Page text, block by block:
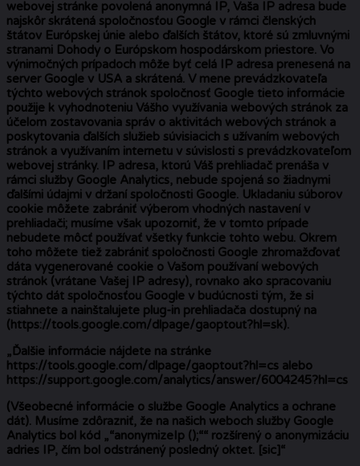
webovej stránke povolená anonymná IP, Vaša IP adresa bude
najskôr skrátená spoločnosťou Google v rámci členských
štátov Európskej únie alebo ďalších štátov, ktoré sú zmluvnými
stranami Dohody o Európskom hospodárskom priestore. Vo
výnimočných prípadoch môže byť celá IP adresa prenesená na
server Google v USA a skrátená. V mene prevádzkovateľa
týchto webových stránok spoločnosť Google tieto informácie
použije k vyhodnoteniu Vášho využívania webových stránok za
účelom zostavovania správ o aktivitách webových stránok a
poskytovania ďalších služieb súvisiacich s užívaním webových
stránok a využívaním internetu v súvislosti s prevádzkovateľom
webovej stránky. IP adresa, ktorú Váš prehliadač prenáša v
rámci služby Google Analytics, nebude spojená so žiadnymi
ďalšími údajmi v držaní spoločnosti Google. Ukladaniu súborov
cookie môžete zabrániť výberom vhodných nastavení v
prehliadači; musíme však upozorniť, že v tomto prípade
nebudete môcť používať všetky funkcie tohto webu. Okrem
toho môžete tiež zabrániť spoločnosti Google zhromažďovať
dáta vygenerované cookie o Vašom používaní webových
stránok (vrátane Vašej IP adresy), rovnako ako spracovaniu
týchto dát spoločnosťou Google v budúcnosti tým, že si
stiahnete a nainštalujete plug-in prehliadača dostupný na
(https://tools.google.com/dlpage/gaoptout?hl=sk).
„Ďalšie informácie nájdete na stránke
https://tools.google.com/dlpage/gaoptout?hl=cs alebo
https://support.google.com/analytics/answer/6004245?hl=cs
(Všeobecné informácie o službe Google Analytics a ochrane
dát). Musíme zdôrazniť, že na našich weboch služby Google
Analytics bol kód „“anonymizeIp ();““ rozšírený o anonymizáciu
adries IP, čím bol odstránený posledný oktet. [sic]“